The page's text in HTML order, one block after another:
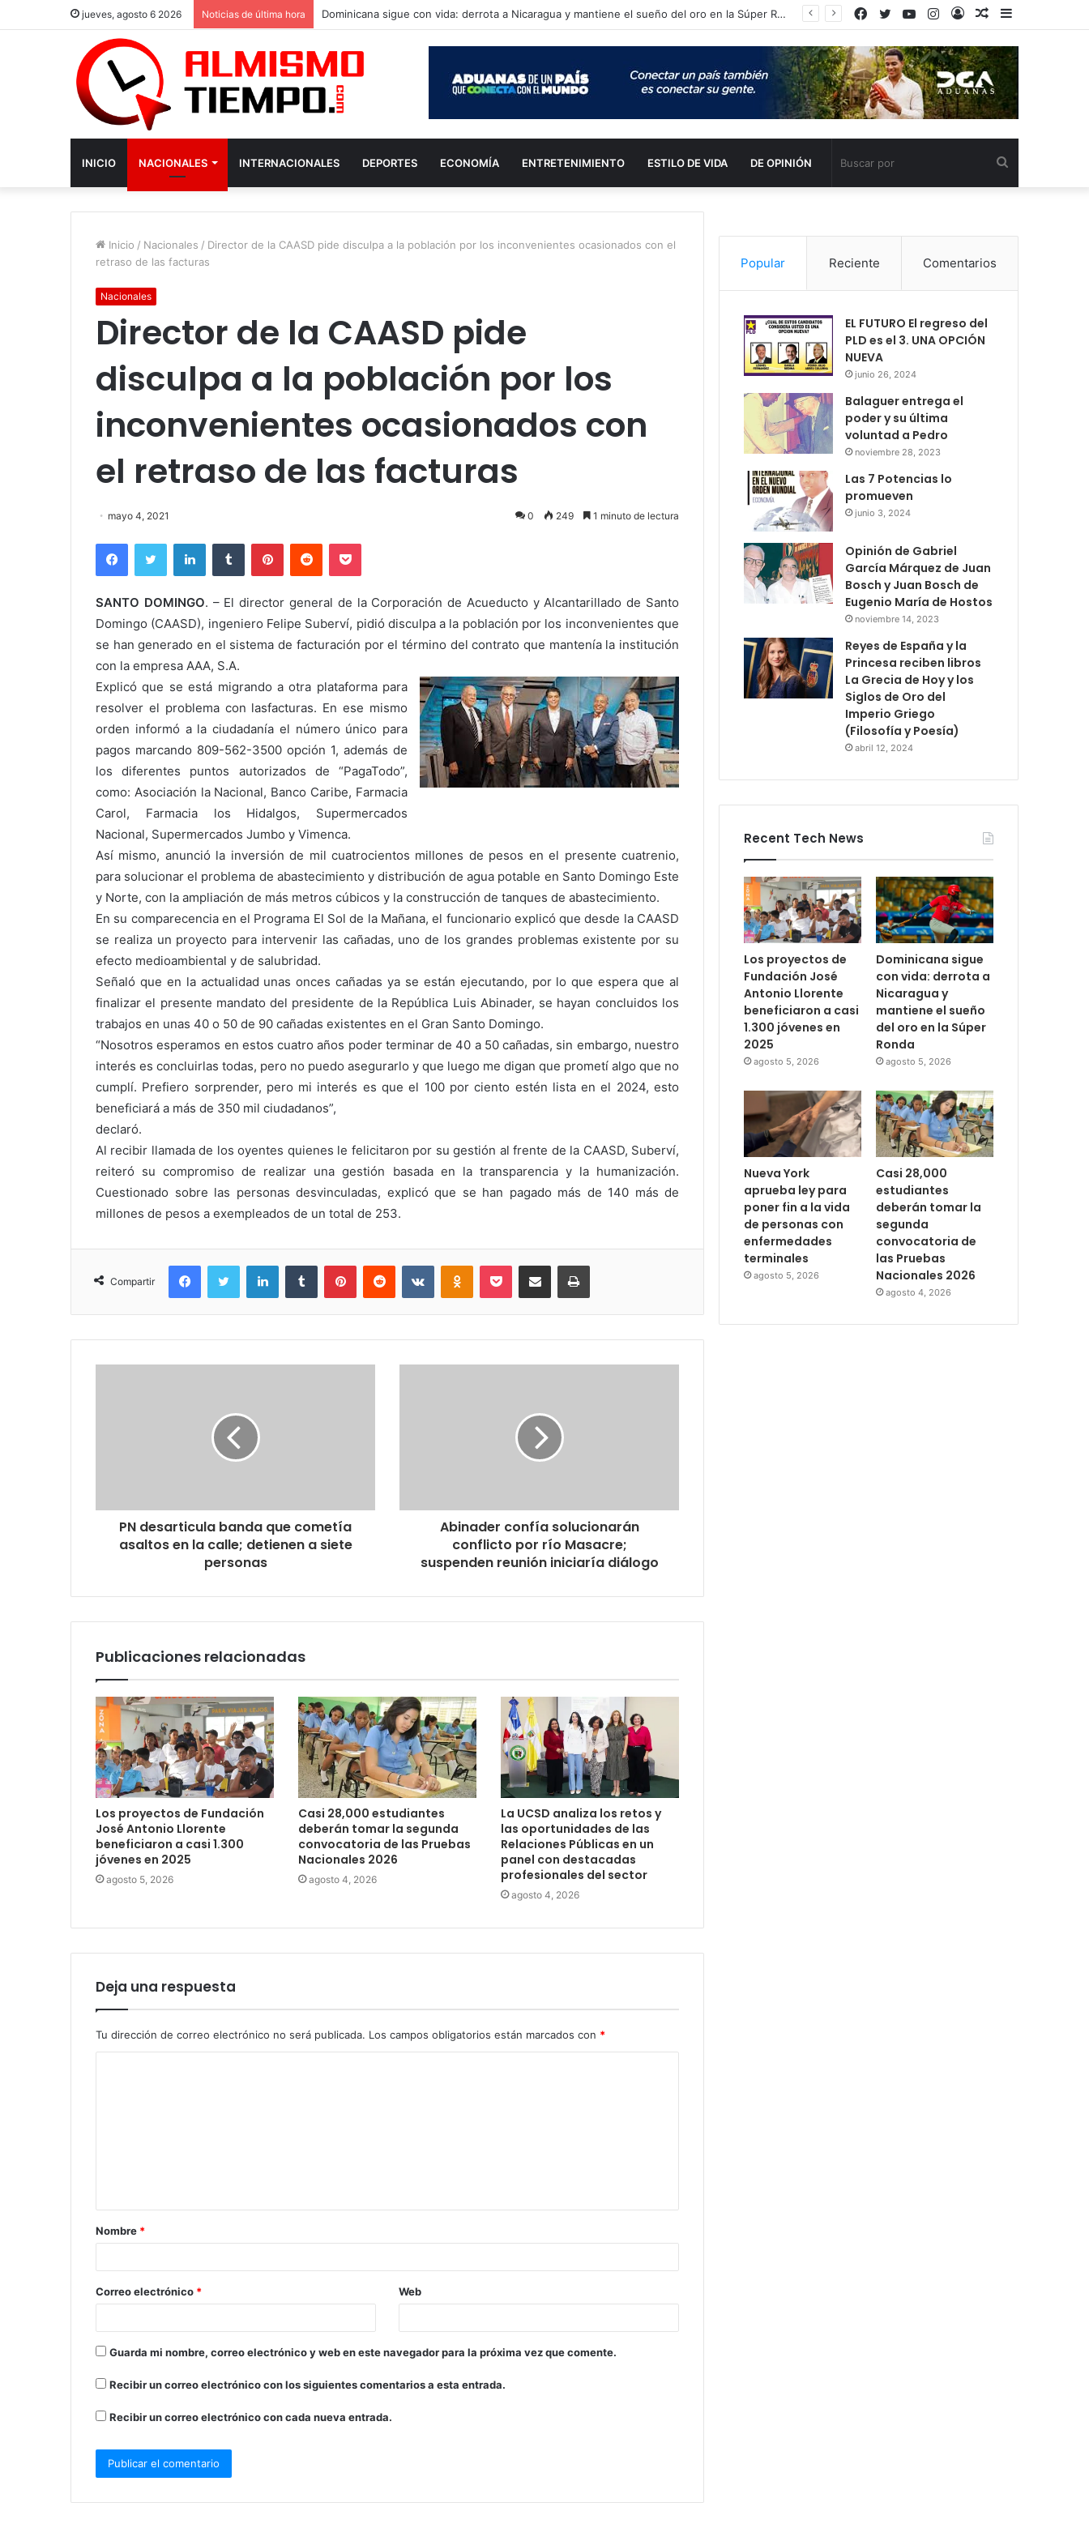
jueves, agosto 6 2026 Noticias de última hora Dominicana sigue con vida: derrota a Nicaragua y mantiene el sueño del oro en la Súper Ronda
Barra
Publicación
azar
Acceso
Instagram
YouTube
Twitter
Facebook
INICIO NACIONALES INTERNACIONALES DEPORTES ECONOMÍA ENTRETENIMIENTO ESTILO DE VIDA DE OPINIÓN
Inicio / Nacionales / Director de la CAASD pide disculpa a la población por los inconvenientes ocasionados con el
retraso de las facturas
Nacionales
Director de la CAASD pide
disculpa a la población por los
inconvenientes ocasionados con
el retraso de las facturas
mayo 4, 2021 0 249 1 minuto de lectura
FacebookTwitter LinkedInTumblr PinterestReddit Pocket
SANTO DOMINGO. – El director general de la Corporación de Acueducto y Alcantarillado de Santo
Domingo (CAASD), ingeniero Felipe Suberví, pidió disculpa a la población por los inconvenientes que
se han generado en el sistema de facturación por el término del contrato que mantenía la institución
con la empresa AAA, S.A.
Explicó que se está migrando a otra plataforma para
resolver el problema con lasfacturas. En ese mismo
orden informó a la ciudadanía el número único para
pagos marcando 809-562-3500 opción 1, además de
los diferentes puntos autorizados de “PagaTodo”,
como: Asociación la Nacional, Banco Caribe, Farmacia
Carol, Farmacia los Hidalgos, Supermercados
Nacional, Supermercados Jumbo y Vimenca.
Así mismo, anunció la inversión de mil cuatrocientos millones de pesos en el presente cuatrenio,
para solucionar el problema de abastecimiento y distribución de agua potable en Santo Domingo Este
y Norte, con la ampliación de más metros cúbicos y la construcción de tanques de abastecimiento.
En su comparecencia en el Programa El Sol de la Mañana, el funcionario explicó que desde la CAASD
se realiza un proyecto para intervenir las cañadas, uno de los grandes problemas existente por su
efecto medioambiental y de salubridad.
Señaló que en la actualidad unas onces cañadas ya se están ejecutando, por lo que espera que al
finalizar el presente mandato del presidente de la República Luis Abinader, se hayan concluidos los
trabajos en unas 40 o 50 de 90 cañadas existentes en el Gran Santo Domingo.
“Nosotros esperamos en estos cuatro años poder terminar de 40 a 50 cañadas, sin embargo, nuestro
interés es concluirlas todas, pero no puedo asegurarlo y que luego me digan que prometí algo que no
cumplí. Prefiero sorprender, pero mi interés es que el 100 por ciento estén lista en el 2024, esto
beneficiará a más de 350 mil ciudadanos”,
declaró.
Al recibir llamada de los oyentes quienes le felicitaron por su gestión al frente de la CAASD, Suberví,
reiteró su compromiso de realizar una gestión basada en la transparencia y la humanización.
Cuestionado sobre las personas desvinculadas, explicó que se han pagado más de 140 más de
millones de pesos a exempleados de un total de 253.
Compartir
FacebookTwitter LinkedInTumblr PinterestReddit VKontakteOdnoklassniki
Pocket Compartir por correo electrónicoImprimir
PN desarticula banda que cometía
asaltos en la calle; detienen a siete
personas
Abinader confía solucionarán
conflicto por río Masacre;
suspenden reunión iniciaría diálogo
Publicaciones relacionadas
Los proyectos de Fundación
José Antonio Llorente
beneficiaron a casi 1.300
jóvenes en 2025
agosto 5, 2026
Casi 28,000 estudiantes
deberán tomar la segunda
convocatoria de las Pruebas
Nacionales 2026
agosto 4, 2026
La UCSD analiza los retos y
las oportunidades de las
Relaciones Públicas en un
panel con destacadas
profesionales del sector
agosto 4, 2026
Deja una respuesta
Tu dirección de correo electrónico no será publicada. Los campos obligatorios están marcados con *
a
r
*
Nombre *
Correo electrónico * Web
Guarda mi nombre, correo electrónico y web en este navegador para la próxima vez que comente.
Recibir un correo electrónico con los siguientes comentarios a esta entrada.
Recibir un correo electrónico con cada nueva entrada.
Popular Reciente Comentarios
EL FUTURO El regreso del
PLD es el 3. UNA OPCIÓN
NUEVA
junio 26, 2024
Balaguer entrega el
poder y su última
voluntad a Pedro
noviembre 28, 2023
Las 7 Potencias lo
promueven
junio 3, 2024
Opinión de Gabriel
García Márquez de Juan
Bosch y Juan Bosch de
Eugenio María de Hostos
noviembre 14, 2023
Reyes de España y la
Princesa reciben libros
La Grecia de Hoy y los
Siglos de Oro del
Imperio Griego
(Filosofía y Poesía)
abril 12, 2024
Recent Tech News
Los proyectos de
Fundación José
Antonio Llorente
beneficiaron a casi
1.300 jóvenes en
2025
agosto 5, 2026
Dominicana sigue
con vida: derrota a
Nicaragua y
mantiene el sueño
del oro en la Súper
Ronda
agosto 5, 2026
Nueva York
aprueba ley para
poner fin a la vida
de personas con
enfermedades
terminales
agosto 5, 2026
Casi 28,000
estudiantes
deberán tomar la
segunda
convocatoria de
las Pruebas
Nacionales 2026
agosto 4, 2026